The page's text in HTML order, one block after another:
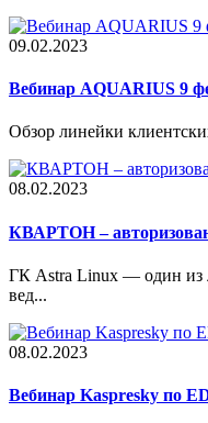
09.02.2023
Вебинар AQUARIUS 9
Обзор линейки
08.02.2023
КВАРТОН –
ГК Astra Linux — один из
вед...
08.02.2023
Вебинар Kaspresky по